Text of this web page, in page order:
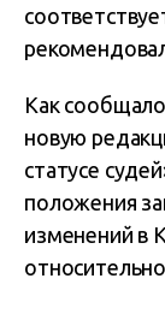
Как
новую
статусе
положения
изменений в